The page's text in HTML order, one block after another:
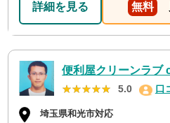
詳細を見る 無料
便利屋クリーンラブ
★★★★★
★★★★★ 5.0 口
埼玉県和光市対応